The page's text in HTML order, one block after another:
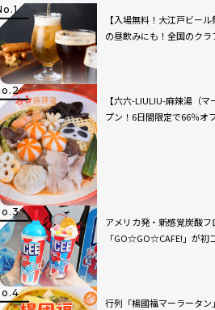
【入場無料！大江戸ビー
の昼飲みにも！全国のク
【六六-LIULIU-麻辣湯（
プン！6日間限定で66％オ
アメリカ発・新感覚炭酸フ
「GO☆GO☆CAFE!」が初
行列「楊國福マーラータ